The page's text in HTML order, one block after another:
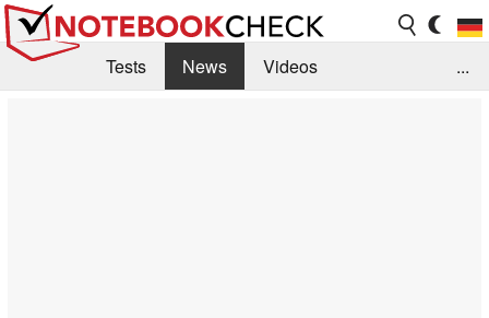
Tests News
Videos
...